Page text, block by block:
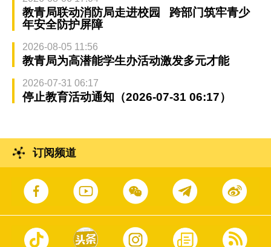
教青局联动消防局走进校园 跨部门筑牢青少
年安全防护屏障
2026-08-05 11:56
教青局为高潜能学生办活动激发多元才能
2026-07-31 06:17
停止教育活动通知（2026-07-31 06:17）
订阅频道